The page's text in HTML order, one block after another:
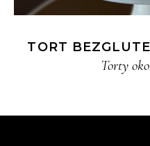
TORT
Torty